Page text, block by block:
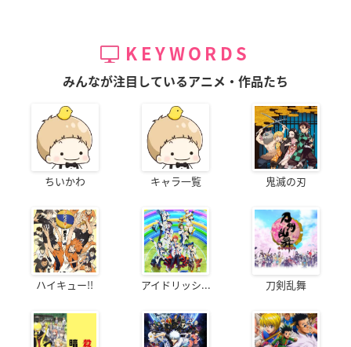
KEYWORDS
みんなが注目しているアニメ・作品たち
ちいかわ キャラ一覧 鬼滅の刃
ハイキュー!! アイドリッシ... 刀剣乱舞